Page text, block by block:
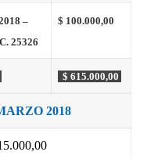
–
25326
$ 100.000,00
$ 615.000,00
2018